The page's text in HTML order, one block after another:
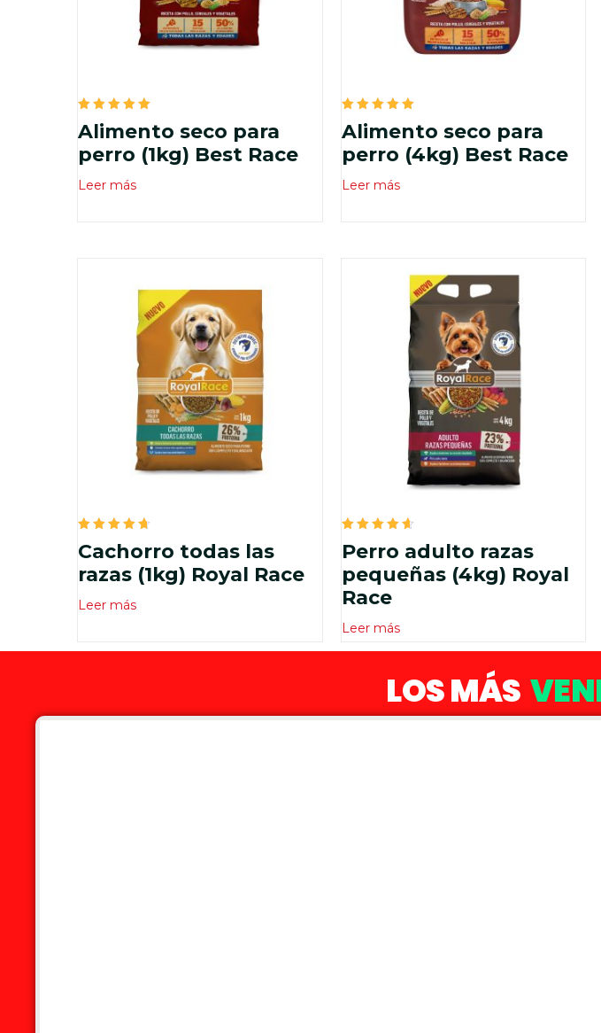
en
de 5
Alimento seco para
perro (1kg) Best Race
Leer más
en
de 5
Alimento seco para
perro (4kg) Best Race
Leer más
en
de 5
Cachorro todas las
razas (1kg) Royal Race
Leer más
en
de 5
Perro adulto razas
pequeñas (4kg) Royal
Race
Leer más
LOS MÁS